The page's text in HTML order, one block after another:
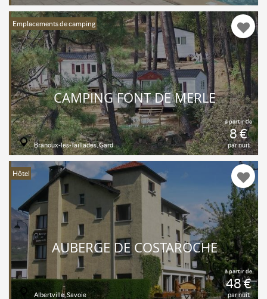
Emplacements de camping
à partir de
8 €
par nuit
CAMPING FONT DE MERLE
Branoux-les-Taillades, Gard
Hôtel
à partir de
48 €
par nuit
AUBERGE DE COSTAROCHE
Albertville, Savoie